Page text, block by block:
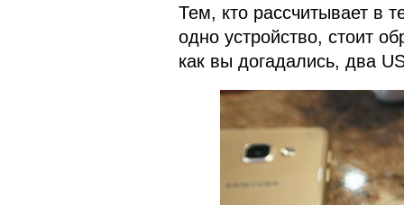
Тем, кто рассчитывает в
одно устройство, стоит
как вы догадались, два